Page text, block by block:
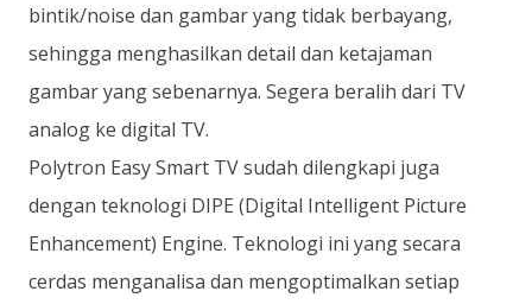
bintik/noise dan gambar yang tidak berbayang,
sehingga menghasilkan detail dan ketajaman
gambar yang sebenarnya. Segera beralih dari TV
analog ke digital TV.
Polytron Easy Smart TV sudah dilengkapi juga
dengan teknologi DIPE (Digital Intelligent Picture
Enhancement) Engine. Teknologi ini yang secara
cerdas menganalisa dan mengoptimalkan setiap